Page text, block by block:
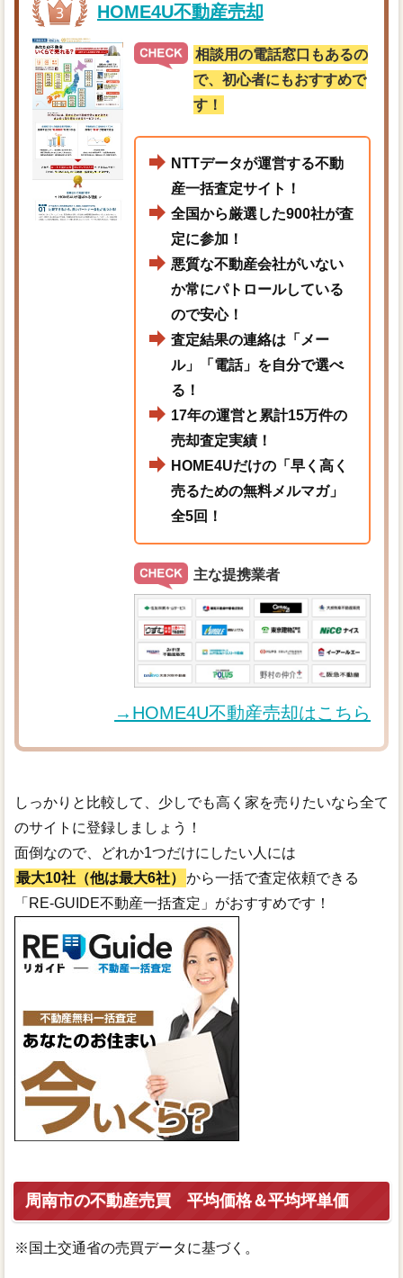
HOME4U不動産売却
相談用の電話窓口もあるの
で、初心者にもおすすめで
す！
NTTデータが運営する不動
産一括査定サイト！
全国から厳選した900社が査
定に参加！
悪質な不動産会社がいない
か常にパトロールしている
ので安心！
査定結果の連絡は「メー
ル」「電話」を自分で選べ
る！
17年の運営と累計15万件の
売却査定実績！
HOME4Uだけの「早く高く
売るための無料メルマガ」
全5回！
主な提携業者
→HOME4U不動産売却はこちら
しっかりと比較して、少しでも高く家を売りたいなら全て
のサイトに登録しましょう！
面倒なので、どれか1つだけにしたい人には
最大10社（他は最大6社）
から一括で査定依頼できる
「RE-GUIDE不動産一括査定」がおすすめです！
周南市の不動産売買 平均価格＆平均坪単価
※国土交通省の売買データに基づく。